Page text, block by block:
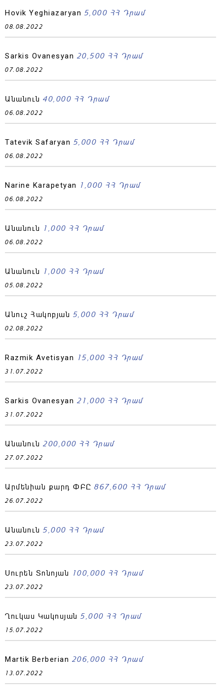
Hovik Yeghiazaryan 5,000 ՀՀ Դրամ
08.08.2022
Sarkis Ovanesyan 20,500 ՀՀ Դրամ
07.08.2022
Անանուն 40,000 ՀՀ Դրամ
06.08.2022
Tatevik Safaryan 5,000 ՀՀ Դրամ
06.08.2022
Narine Karapetyan 1,000 ՀՀ Դրամ
06.08.2022
Անանուն 1,000 ՀՀ Դրամ
06.08.2022
Անանուն 1,000 ՀՀ Դրամ
05.08.2022
Անուշ Հակոբյան 5,000 ՀՀ Դրամ
02.08.2022
Razmik Avetisyan 15,000 ՀՀ Դրամ
31.07.2022
Sarkis Ovanesyan 21,000 ՀՀ Դրամ
31.07.2022
Անանուն 200,000 ՀՀ Դրամ
27.07.2022
Արմենիան քարդ ՓԲԸ 867,600 ՀՀ Դրամ
26.07.2022
Անանուն 5,000 ՀՀ Դրամ
23.07.2022
Սուրեն Տոնոյան 100,000 ՀՀ Դրամ
23.07.2022
Ղուկաս Կակոսյան 5,000 ՀՀ Դրամ
15.07.2022
Martik Berberian 206,000 ՀՀ Դրամ
13.07.2022